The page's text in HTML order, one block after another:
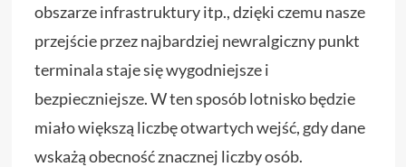
obszarze infrastruktury itp., dzięki czemu nasze
przejście przez najbardziej newralgiczny punkt
terminala staje się wygodniejsze i
bezpieczniejsze. W ten sposób lotnisko będzie
miało większą liczbę otwartych wejść, gdy dane
wskażą obecność znacznej liczby osób.